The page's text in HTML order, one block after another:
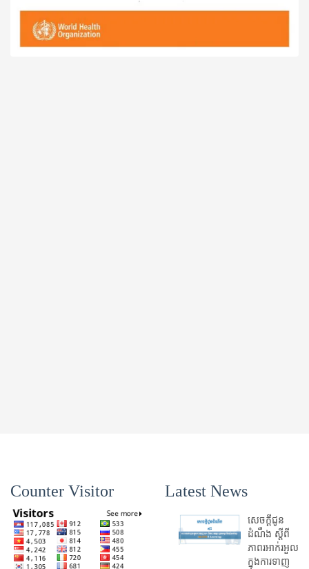
Counter Visitor Latest News
សេចក្តីជូន
ដំណឹង ស្តី​ពី
ភាព​រអាក់រអួល​
ក្នុងការ​ទាញ​